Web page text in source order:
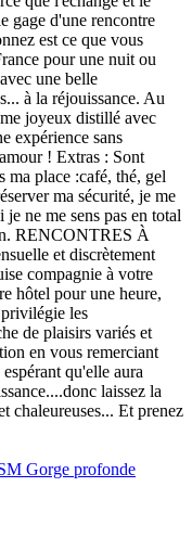
gage d'une rencontre
est ce que vous
pour une nuit ou
une belle
à la réjouissance. Au
joyeux distillé avec
expérience sans
! Extras : Sont
ma place :café, thé, gel
ma sécurité, je me
ne me sens pas en total
RENCONTRES À
et discrètement
compagnie à votre
hôtel pour une heure,
les
de plaisirs variés et
en vous remerciant
qu'elle aura
laissez la
chaleureuses... Et prenez
Gorge profonde